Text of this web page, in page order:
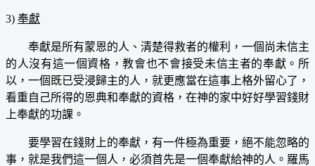
3) 奉獻
奉獻是所有蒙恩的人、清楚得救者的權利，一個尚未信主
的人沒有這一個資格，教會也不會接受未信主者的奉獻。所
以，一個既已受浸歸主的人，就更應當在這事上格外留心了，
看重自己所得的恩典和奉獻的資格，在神的家中好好學習錢財
上奉獻的功課。
要學習在錢財上的奉獻，有一件極為重要，絕不能忽略的
事，就是我們這一個人，必須首先是一個奉獻給神的人。羅馬